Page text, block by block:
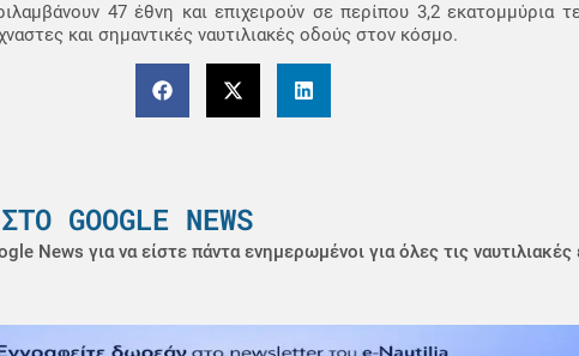
47 έθνη και επιχειρούν σε περίπου 3,2 εκατομμύρια
και σημαντικές ναυτιλιακές οδούς στον κόσμο.
GOOGLE NEWS
News για να είστε πάντα ενημερωμένοι για όλες τις ναυτιλιακές